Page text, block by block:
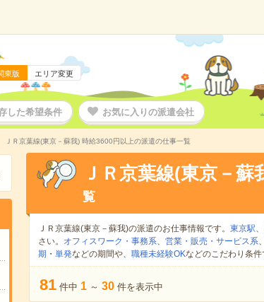
東版 エリア変更
した希望条件 お気に入りの派遣会社
ＪＲ京葉線(東京－蘇我) 時給3600円以上の派遣の仕事一覧
ＪＲ京葉線(東京－蘇
覧
ＪＲ京葉線(東京－蘇我)の派遣のお仕事情報です。 東京駅、
さい。
オフィスワーク・事務系、 営業・販売・サービス系、
期 ・ 単発などの期間や、 職種未経験OKなどのこだわり条件
81 件中 1 ～ 30 件を表示中